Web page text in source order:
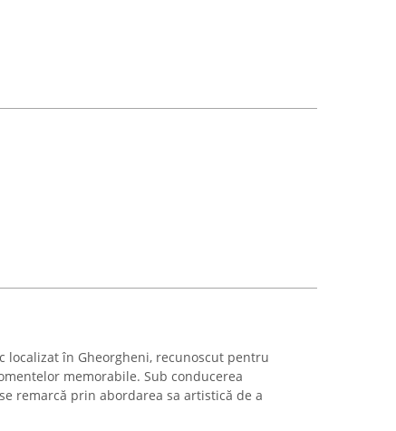
localizat în Gheorgheni, recunoscut pentru
memorabile. Sub conducerea
remarcă prin abordarea sa artistică de a